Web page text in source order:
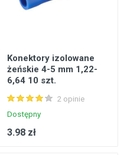
Konektory izolowane
żeńskie 4-5 mm 1,22-
6,64 10 szt.
2 opinie
Dostępny
3.98 zł